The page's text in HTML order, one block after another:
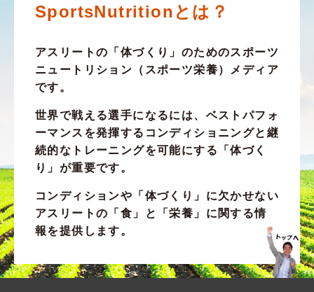
SportsNutritionとは？
アスリートの 「体づくり」 のためのスポーツ
ニュートリション（スポーツ栄養）メディア
です。
世界で戦える選手になるには、ベストパフォ
ーマンスを発揮するコンディショニングと継
続的なトレーニングを可能にする
「体づく
り」 が重要です。
コンディションや 「体づくり」 に欠かせない
アスリートの 「食」 と 「栄養」 に関する情
報を提供します。